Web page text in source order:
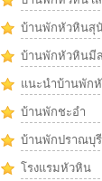
บ้านพักหัวหินสุ
บ้านพักหัวหินมี
แนะนำบ้านพัก
บ้านพักชะอำ
บ้านพักปราณบุรี
โรงแรมหัวหิน